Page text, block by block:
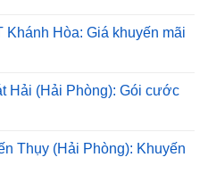
Khánh Hòa: Giá khuyến mãi
Hải (Hải Phòng): Gói cước
Thụy (Hải Phòng): Khuyến